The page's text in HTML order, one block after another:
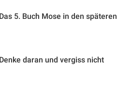
5. Buch Mose in den späteren
daran und vergiss nicht